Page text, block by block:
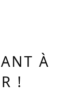
À
!